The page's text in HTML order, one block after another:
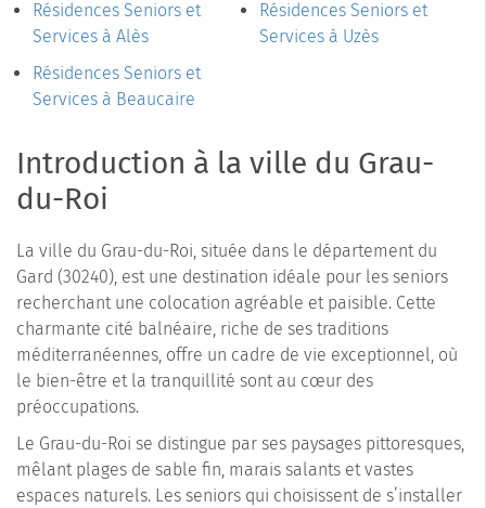
Résidences Seniors et
Services à Alès
Résidences Seniors et
Services à Beaucaire
Résidences Seniors et
Services à Uzès
Introduction à la ville du Grau-
du-Roi
La ville du Grau-du-Roi, située dans le département du
Gard (30240), est une destination idéale pour les seniors
recherchant une colocation agréable et paisible. Cette
charmante cité balnéaire, riche de ses traditions
méditerranéennes, offre un cadre de vie exceptionnel, où
le bien-être et la tranquillité sont au cœur des
préoccupations.
Le Grau-du-Roi se distingue par ses paysages pittoresques,
mêlant plages de sable fin, marais salants et vastes
espaces naturels. Les seniors qui choisissent de s’installer